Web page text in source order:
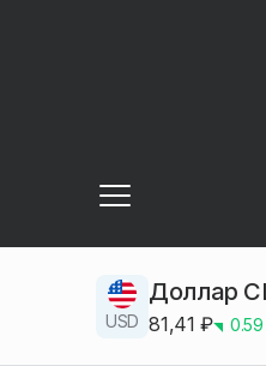
USD
Доллар
81,41 ₽ 0.59